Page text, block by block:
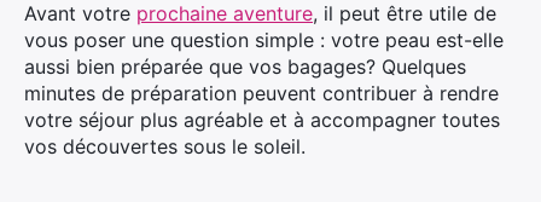
Avant votre prochaine aventure, il peut être utile de
vous poser une question simple : votre peau est-elle
aussi bien préparée que vos bagages? Quelques
minutes de préparation peuvent contribuer à rendre
votre séjour plus agréable et à accompagner toutes
vos découvertes sous le soleil.